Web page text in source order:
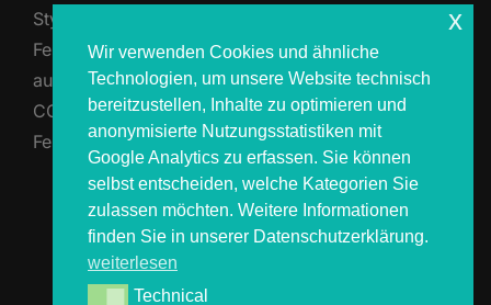
Style auszuleben und kreativ zu werden. Doch
Festivalmode muss nicht nur gut aussehen, sondern
auch praktisch und wetterfest sein. Wir von
COSMOS4YOU sind jedes Jahr auf etlichen
Festivals unterwegs und wissen …
MEHRÜBER „FESTIVALMODE 2025:
LESEN
Wir verwenden Cookies und ähnliche
Technologien, um unsere Website technisch
bereitzustellen, Inhalte zu optimieren und
anonymisierte Nutzungsstatistiken mit
Google Analytics zu erfassen. Sie können
selbst entscheiden, welche Kategorien Sie
zulassen möchten. Weitere Informationen
finden Sie in unserer Datenschutzerklärung.
weiterlesen
TechnicalTechnical
x